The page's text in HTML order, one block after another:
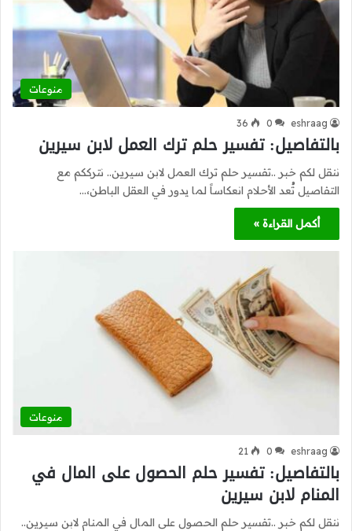
منوعات
eshraag
0
36
بالتفاصيل: تفسير حلم ترك العمل لابن سيرين
ننقل لكم خبر ..تفسير حلم ترك العمل لابن سيرين.. نترككم مع
التفاصيل تُعد الأحلام انعكاساً لما يدور في العقل الباطن،…
أكمل القراءة »
منوعات
eshraag
0
21
بالتفاصيل: تفسير حلم الحصول على المال في
المنام لابن سيرين
ننقل لكم خبر ..تفسير حلم الحصول على المال في المنام لابن سيرين..